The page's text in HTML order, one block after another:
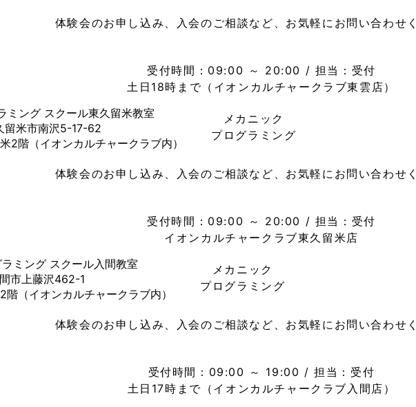
体験会のお申し込み、入会のご相談など、お気軽にお問い合わせ
受付時間：09:00 ～ 20:00 / 担当：受付
土日18時まで（イオンカルチャークラブ東雲店）
ミング スクール東久留米教室
留米市南沢5-17-62
2階（イオンカルチャークラブ内）
メカニック
プログラミング
体験会のお申し込み、入会のご相談など、お気軽にお問い合わせ
受付時間：09:00 ～ 20:00 / 担当：受付
イオンカルチャークラブ東久留米店
ミング スクール入間教室
市上藤沢462-1
（イオンカルチャークラブ内）
メカニック
プログラミング
体験会のお申し込み、入会のご相談など、お気軽にお問い合わせ
受付時間：09:00 ～ 19:00 / 担当：受付
土日17時まで（イオンカルチャークラブ入間店）